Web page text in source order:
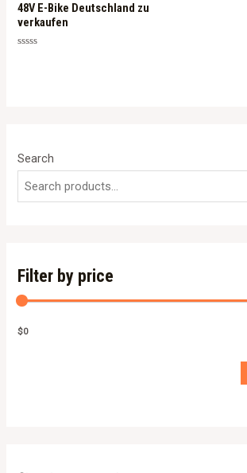
Search
Filter by price
$0
48V E-Bike Deutschland zu
verkaufen